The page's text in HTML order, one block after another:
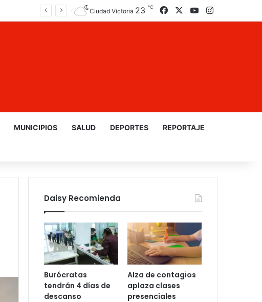
Ciudad Victoria 23 ℃ Facebook YouTube
MUNICIPIOS SALUD DEPORTES REPORTAJE
Daisy Recomienda
Burócratas
tendrán 4 días de
descanso
Alza de contagios
aplaza clases
presenciales